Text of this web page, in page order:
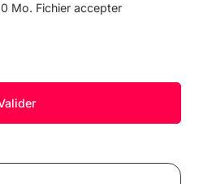
Mo. Fichier accepter